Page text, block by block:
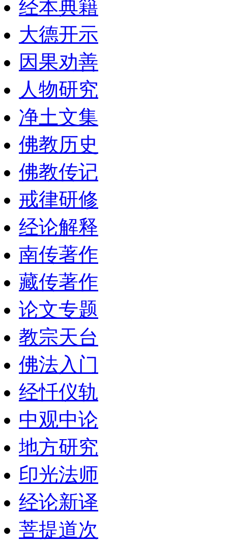
经本典籍
大德开示
因果劝善
人物研究
净土文集
佛教历史
佛教传记
戒律研修
经论解释
南传著作
藏传著作
论文专题
教宗天台
佛法入门
经忏仪轨
中观中论
地方研究
印光法师
经论新译
菩提道次